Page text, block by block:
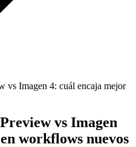
vs Imagen 4: cuál encaja mejor
vs Imagen
workflows nuevos